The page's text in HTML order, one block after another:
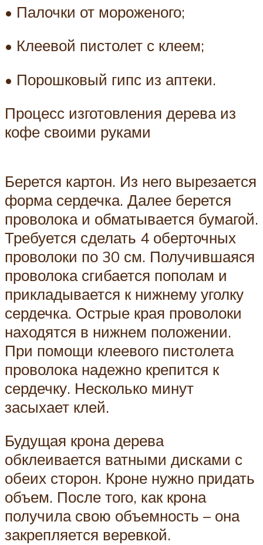
• Палочки от мороженого;
• Клеевой пистолет с клеем;
• Порошковый гипс из аптеки.
Процесс изготовления дерева из
кофе своими руками
Берется картон. Из него вырезается
форма сердечка. Далее берется
проволока и обматывается бумагой.
Требуется сделать 4 оберточных
проволоки по 30 см. Получившаяся
проволока сгибается пополам и
прикладывается к нижнему уголку
сердечка. Острые края проволоки
находятся в нижнем положении.
При помощи клеевого пистолета
проволока надежно крепится к
сердечку. Несколько минут
засыхает клей.
Будущая крона дерева
обклеивается ватными дисками с
обеих сторон. Кроне нужно придать
объем. После того, как крона
получила свою объемность – она
закрепляется веревкой.